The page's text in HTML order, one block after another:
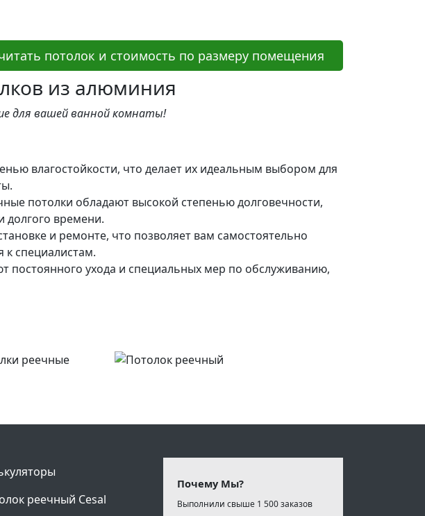
потолок и стоимость по размеру помещения
из алюминия
для вашей ванной комнаты!
влагостойкости, что делает их идеальным выбором для
потолки обладают высокой степенью долговечности,
долгого времени.
и ремонте, что позволяет вам самостоятельно
специалистам.
постоянного ухода и специальных мер по обслуживанию,
реечный Cesal
Почему Мы?
Выполнили свыше 1 500 заказов